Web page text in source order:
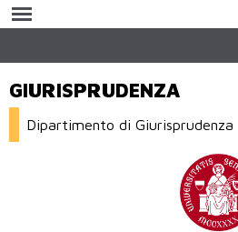
contenuto
GIURISPRUDENZA
Dipartimento di Giurisprudenza